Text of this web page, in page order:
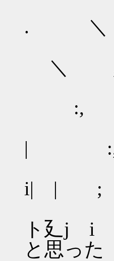
. ＼
＼
:,
|
i| |
ト廴j
と思った